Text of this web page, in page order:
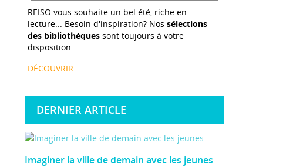
REISO vous souhaite un bel été, riche en
lecture... Besoin d'inspiration? Nos sélections
des bibliothèques sont toujours à votre
disposition.
DÉCOUVRIR
DERNIER ARTICLE
Imaginer la ville de demain avec les jeunes